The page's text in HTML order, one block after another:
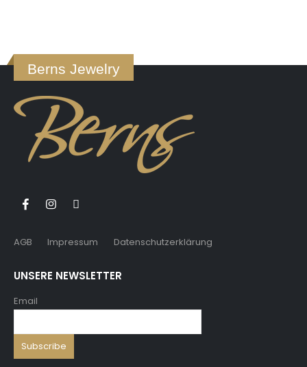
Berns Jewelry
AGB Impressum Datenschutzerklärung
UNSERE NEWSLETTER
Email